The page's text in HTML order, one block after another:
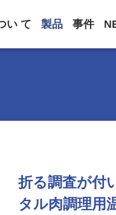
い て 製品 事件
折る調査が付
タル肉調理用